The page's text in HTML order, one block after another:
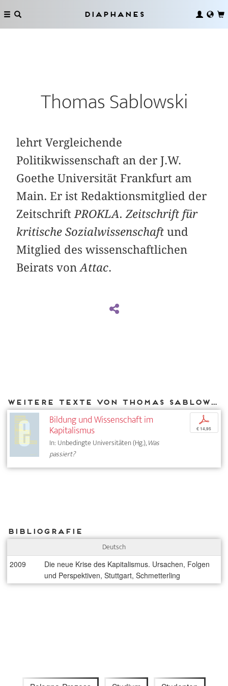
Diaphanes
Thomas Sablowski
lehrt Vergleichende
Politikwissenschaft an der J.W.
Goethe Universität Frankfurt am
Main. Er ist Redaktionsmitglied der
Zeitschrift PROKLA. Zeitschrift für
kritische Sozialwissenschaft und
Mitglied des wissenschaftlichen
Beirats vonAttac.
Weitere Texte von Thomas Sablowski bei DIAPHANES
Bildung und Wissenschaft im
Kapitalismus
In: Unbedingte Universitäten (Hg.),Was
passiert?
p
€ 14,95
Bibliografie
Deutsch
2009
Die neue Krise des Kapitalismus. Ursachen, Folgen
und Perspektiven, Stuttgart, Schmetterling